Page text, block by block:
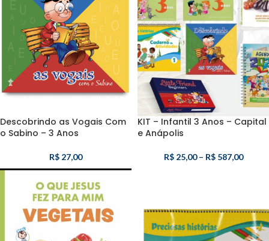
Descobrindo as Vogais Com
o Sabino – 3 Anos
R$ 27,00
KIT – Infantil 3 Anos – Capital
e Anápolis
R$25,00 – R$587,00